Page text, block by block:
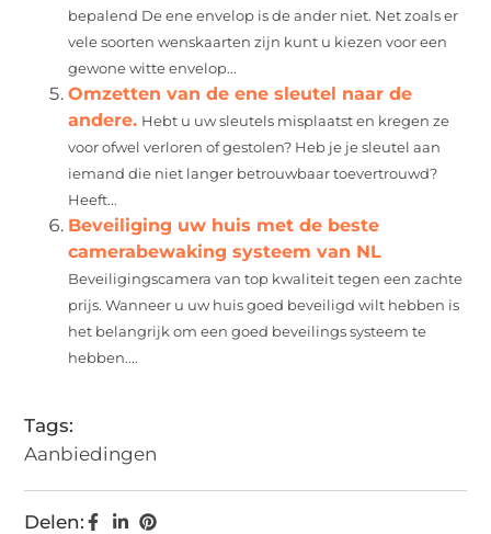
bepalend De ene envelop is de ander niet. Net zoals er
vele soorten wenskaarten zijn kunt u kiezen voor een
gewone witte envelop...
Omzetten van de ene sleutel naar de
andere. Hebt u uw sleutels misplaatst en kregen ze
voor ofwel verloren of gestolen? Heb je je sleutel aan
iemand die niet langer betrouwbaar toevertrouwd?
Heeft...
Beveiliging uw huis met de beste
camerabewaking systeem van NL
Beveiligingscamera van top kwaliteit tegen een zachte
prijs. Wanneer u uw huis goed beveiligd wilt hebben is
het belangrijk om een goed beveilings systeem te
hebben....
Tags:
Aanbiedingen
Delen: